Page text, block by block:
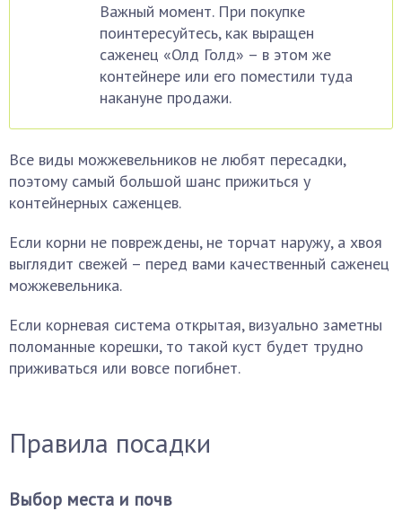
Важный момент. При покупке
поинтересуйтесь, как выращен
саженец «Олд Голд» – в этом же
контейнере или его поместили туда
накануне продажи.
Все виды можжевельников не любят пересадки,
поэтому самый большой шанс прижиться у
контейнерных саженцев.
Если корни не повреждены, не торчат наружу, а хвоя
выглядит свежей – перед вами качественный саженец
можжевельника.
Если корневая система открытая, визуально заметны
поломанные корешки, то такой куст будет трудно
приживаться или вовсе погибнет.
Правила посадки
Выбор места и почв